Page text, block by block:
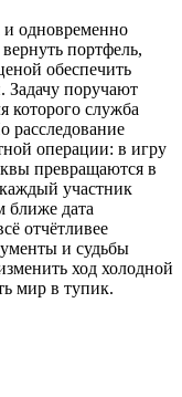
и одновременно
портфель,
обеспечить
Задачу поручают
которого служба
расследование
операции: в игру
превращаются в
участник
ближе дата
отчётливее
и судьбы
ход холодной
мир в тупик.